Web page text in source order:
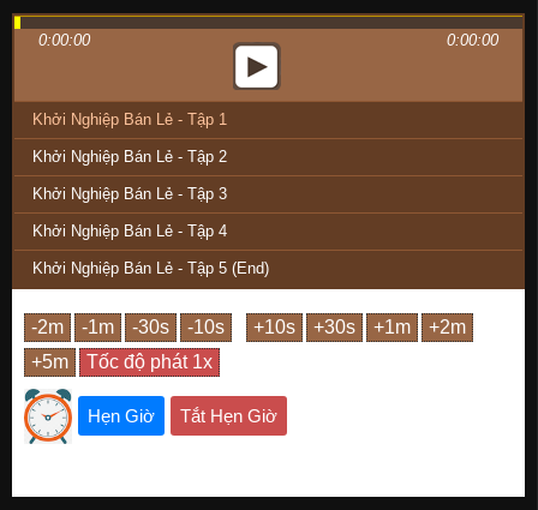
0:00:00 0:00:00
Khởi Nghiệp Bán Lẻ - Tập 1
Khởi Nghiệp Bán Lẻ - Tập 2
Khởi Nghiệp Bán Lẻ - Tập 3
Khởi Nghiệp Bán Lẻ - Tập 4
Khởi Nghiệp Bán Lẻ - Tập 5 (End)
Hẹn Giờ Tắt Hẹn Giờ